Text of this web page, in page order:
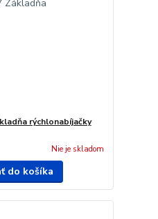
rýchlonabíjačky
Nie je skladom
do košíka